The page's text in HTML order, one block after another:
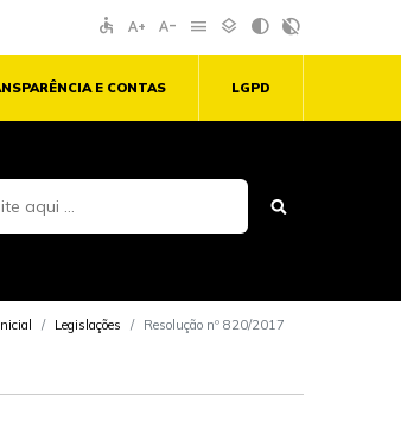
accessible text_increase text_decrease menu layers contrast contrast_rtl_off
E CONTAS LGPD
Legislações Resolução nº 820/2017